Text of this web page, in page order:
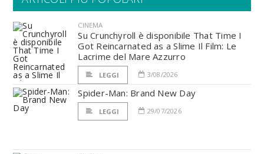
CINEMA
Su Crunchyroll è disponibile That Time I
Got Reincarnated as a Slime Il Film: Le
Lacrime del Mare Azzurro
LEGGI 3/08/2026
Spider-Man: Brand New Day
LEGGI 29/07/2026